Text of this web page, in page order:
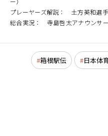
プレーヤーズ解説： 土方英和選
総合実況： 寺島啓太アナウンサー
箱根駅伝 日本体